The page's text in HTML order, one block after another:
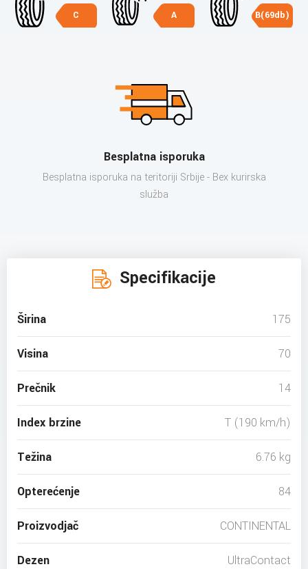
C A B(69db)
Besplatna isporuka
Besplatna isporuka na teritoriji Srbije - Bex kurirska
služba
Specifikacije
Širina 175
Visina 70
Prečnik 14
Index brzine T (190 km/h)
Težina 6.76 kg
Opterećenje 84
Proizvodjač CONTINENTAL
Dezen UltraContact